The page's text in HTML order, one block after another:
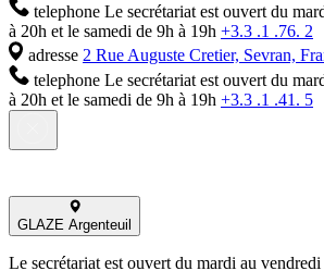
telephone Le secrétariat est ouvert du
à 20h et le samedi de 9h à 19h +3.3 .1 .76. 2
adresse 2 Rue Auguste Cretier, Sevran,
telephone Le secrétariat est ouvert du
à 20h et le samedi de 9h à 19h +3.3 .1 .41. 5
GLAZE Argenteuil
Le secrétariat est ouvert du mardi au